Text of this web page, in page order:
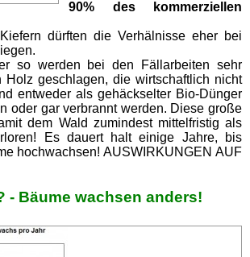
90% des kommerziellen
dürften die Verhälnisse eher bei
so werden bei den Fällarbeiten sehr
Holz geschlagen, die wirtschaftlich nicht
entweder als gehäckselter Bio-Dünger
oder gar verbrannt werden. Diese große
dem Wald zumindest mittelfristig als
Es dauert halt einige Jahre, bis
hochwachsen! AUSWIRKUNGEN AUF
- Bäume wachsen anders!